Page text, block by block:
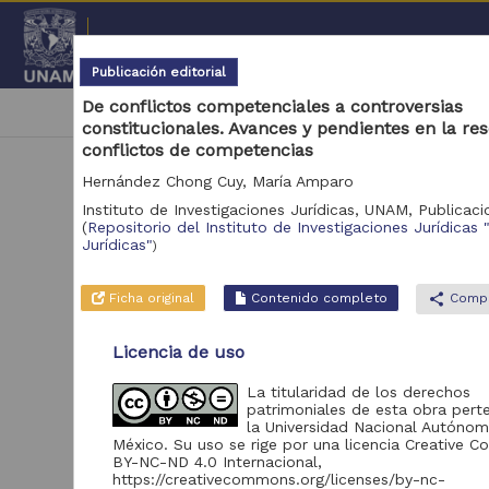
cancel | 2011 Capítulo de libro Publicaciones
Publicación editorial
De conflictos competenciales a controversias
constitucionales. Avances y pendientes en la
conflictos de competencias
Hernández Chong Cuy, María Amparo
Instituto de Investigaciones Jurídicas, UNAM,
(Repositorio del Instituto de Investigaciones Jurídicas
Jurídicas")
Ficha original Contenido completo share
Licencia de uso
La titularidad de los derechos
patrimoniales de esta obra
la Universidad Nacional
México. Su uso se rige por una licencia Creative
BY-NC-ND 4.0 Internacional,
https://creativecommons.org/licenses/by-nc-